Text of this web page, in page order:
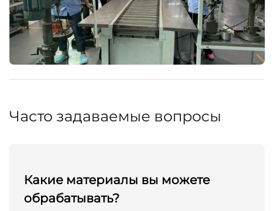
Часто задаваемые вопросы
Какие материалы вы можете
обрабатывать?